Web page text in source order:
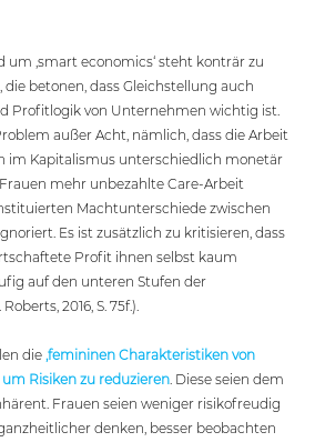
um ‚smart economics‘ steht konträr zu
betonen, dass Gleichstellung auch
Profitlogik von Unternehmen wichtig ist.
außer Acht, nämlich, dass die Arbeit
im Kapitalismus unterschiedlich monetär
mehr unbezahlte Care-Arbeit
Machtunterschiede zwischen
Es ist zusätzlich zu kritisieren, dass
Profit ihnen selbst kaum
auf den unteren Stufen der
2016, S. 75f.).
die ‚femininen Charakteristiken von
Risiken zu reduzieren . Diese seien dem
Frauen seien weniger risikofreudig
denken, besser beobachten